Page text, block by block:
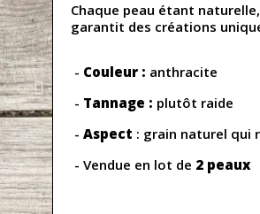
Chaque peau étant
garantit des créations
- Couleur : anthracite
- Tannage : plutôt raide
- Aspect : grain naturel qui
- Vendue en lot de 2 peaux